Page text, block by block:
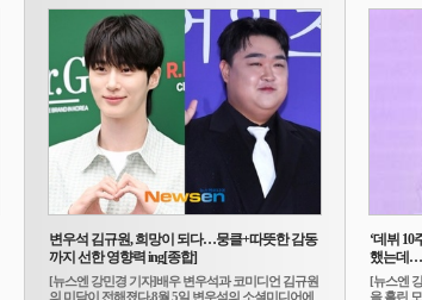
변우석 김규원, 희망이 되다…뭉클+따뜻한 감동
까지 선한 영향력 ing[종합]
[뉴스엔 강민경 기자]배우 변우석과 코미디언 김규원
의 미담이 전해졌다.8월 5일 변우석의 소셜미디어에
‘데뷔 10
했는데…
[뉴스엔
을 흘린